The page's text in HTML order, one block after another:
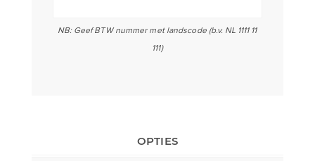
NB: Geef BTW nummer met landscode (b.v. NL 1111 11
111)
OPTIES